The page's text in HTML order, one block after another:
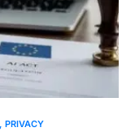
PRIVACY